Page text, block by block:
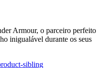
Armour, o parceiro perfeito
inigualável durante os seus